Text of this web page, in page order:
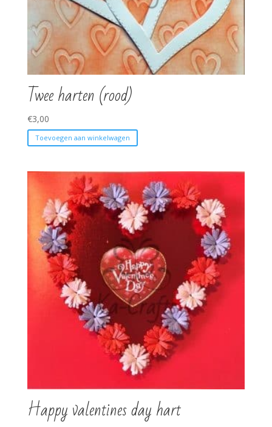
Twee harten (rood)
€3,00
Toevoegen aan winkelwagen
Happy valentines day hart